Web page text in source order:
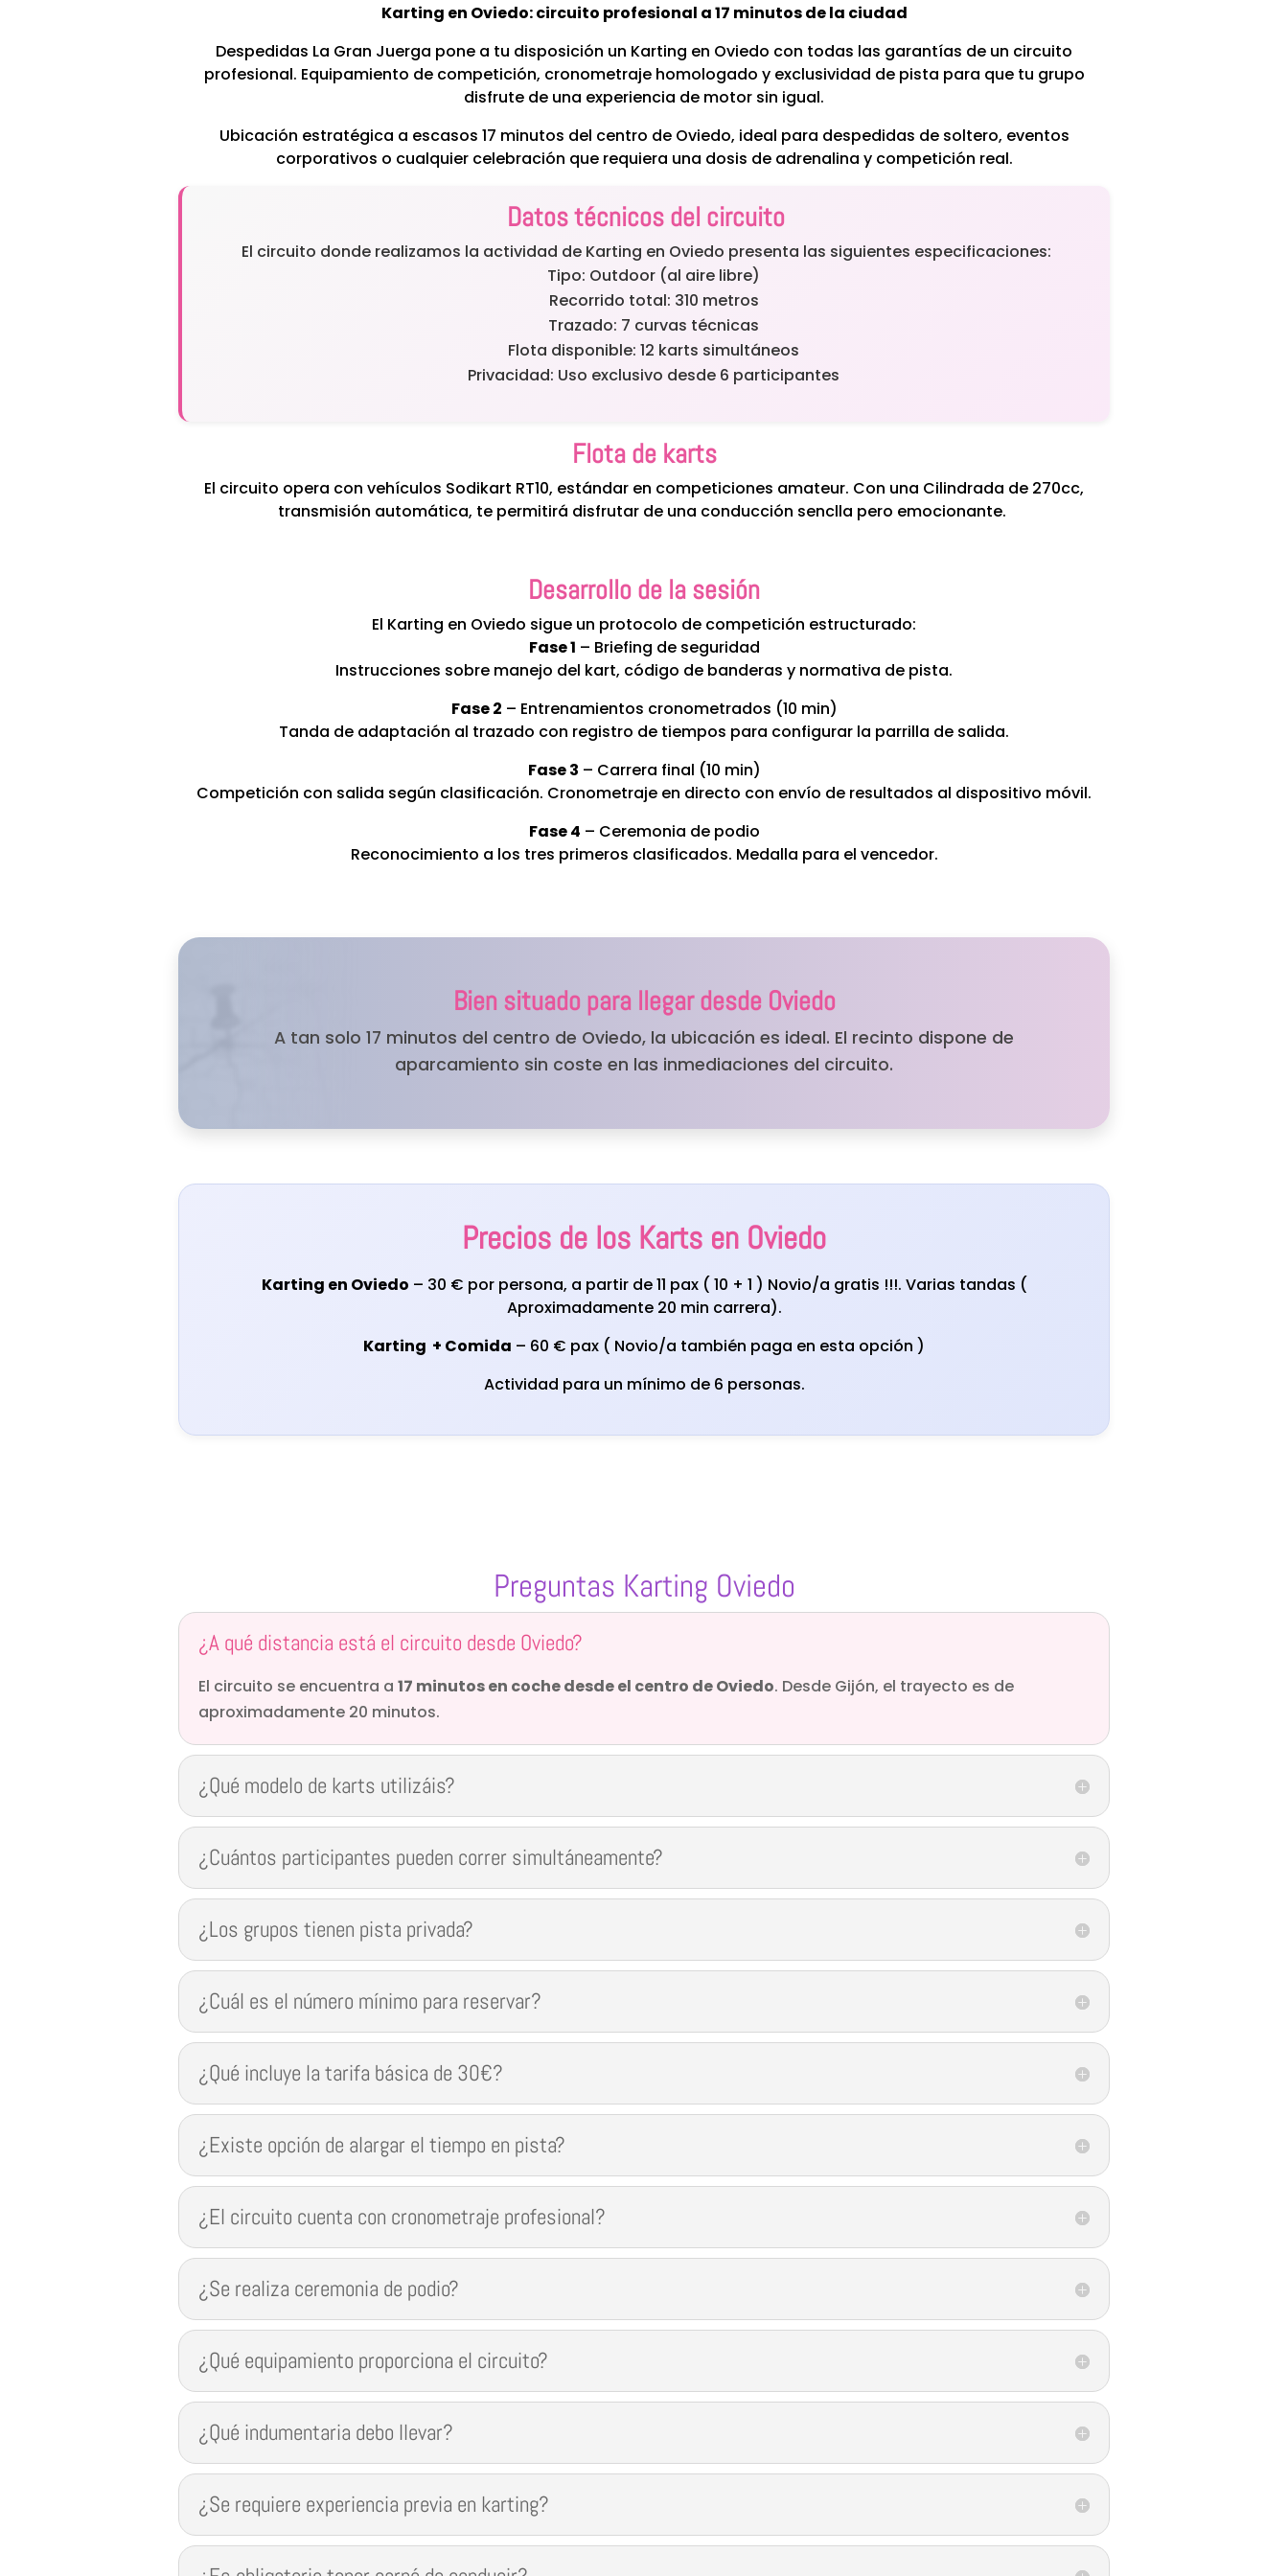
Karting en Oviedo: circuito profesional a 17 minutos de la ciudad
Despedidas La Gran Juerga pone a tu disposición un Karting en Oviedo con todas las garantías de un circuito
profesional. Equipamiento de competición, cronometraje homologado y exclusividad de pista para que tu grupo
disfrute de una experiencia de motor sin igual.
Ubicación estratégica a escasos 17 minutos del centro de Oviedo, ideal para despedidas de soltero, eventos
corporativos o cualquier celebración que requiera una dosis de adrenalina y competición real.
Datos técnicos del circuito
El circuito donde realizamos la actividad de Karting en Oviedo presenta las siguientes especificaciones:
Tipo: Outdoor (al aire libre)
Recorrido total: 310 metros
Trazado: 7 curvas técnicas
Flota disponible: 12 karts simultáneos
Privacidad: Uso exclusivo desde 6 participantes
Flota de karts
El circuito opera con vehículos Sodikart RT10, estándar en competiciones amateur. Con una Cilindrada de 270cc,
transmisión automática, te permitirá disfrutar de una conducción senclla pero emocionante.
Desarrollo de la sesión
El Karting en Oviedo sigue un protocolo de competición estructurado:
Fase 1 – Briefing de seguridad
Instrucciones sobre manejo del kart, código de banderas y normativa de pista.
Fase 2 – Entrenamientos cronometrados (10 min)
Tanda de adaptación al trazado con registro de tiempos para configurar la parrilla de salida.
Fase 3 – Carrera final (10 min)
Competición con salida según clasificación. Cronometraje en directo con envío de resultados al dispositivo móvil.
Fase 4 – Ceremonia de podio
Reconocimiento a los tres primeros clasificados. Medalla para el vencedor.
Bien situado para llegar desde Oviedo
A tan solo 17 minutos del centro de Oviedo, la ubicación es ideal. El recinto dispone de
aparcamiento sin coste en las inmediaciones del circuito.
Precios de los Karts en Oviedo
Karting en Oviedo – 30 € por persona, a partir de 11 pax ( 10 + 1 ) Novio/a gratis !!!. Varias tandas (
Aproximadamente 20 min carrera).
Karting + Comida – 60 € pax ( Novio/a también paga en esta opción )
Actividad para un mínimo de 6 personas.
Preguntas Karting Oviedo
¿A qué distancia está el circuito desde Oviedo?
El circuito se encuentra a17 minutos en coche desde el centro de Oviedo. Desde Gijón, el trayecto es de
aproximadamente 20 minutos.
¿Qué modelo de karts utilizáis?
¿Cuántos participantes pueden correr simultáneamente?
¿Los grupos tienen pista privada?
¿Cuál es el número mínimo para reservar?
¿Qué incluye la tarifa básica de 30€?
¿Existe opción de alargar el tiempo en pista?
¿El circuito cuenta con cronometraje profesional?
¿Se realiza ceremonia de podio?
¿Qué equipamiento proporciona el circuito?
¿Qué indumentaria debo llevar?
¿Se requiere experiencia previa en karting?